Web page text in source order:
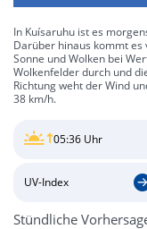
In Kuísaruhu ist es
Darüber hinaus kommt es
Sonne und Wolken bei
Wolkenfelder durch und
Richtung weht der Wind
38 km/h.
05:36 Uhr
UV-Index
Stündliche